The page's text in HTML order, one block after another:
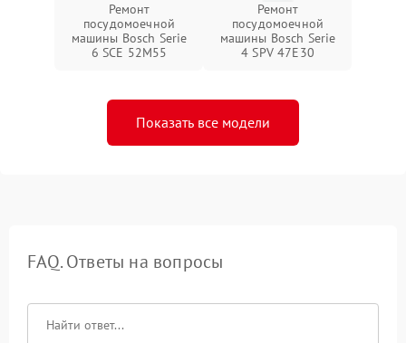
Ремонт
посудомоечной
машины Bosch Serie
6 SCE 52M55
Ремонт
посудомоечной
машины Bosch Serie
4 SPV 47E30
Показать все модели
FAQ. Ответы на вопросы